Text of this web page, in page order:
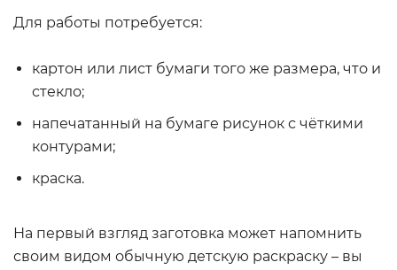
Для работы потребуется:
картон или лист бумаги того же размера, что и
стекло;
напечатанный на бумаге рисунок с чёткими
контурами;
краска.
На первый взгляд заготовка может напомнить
своим видом обычную детскую раскраску – вы